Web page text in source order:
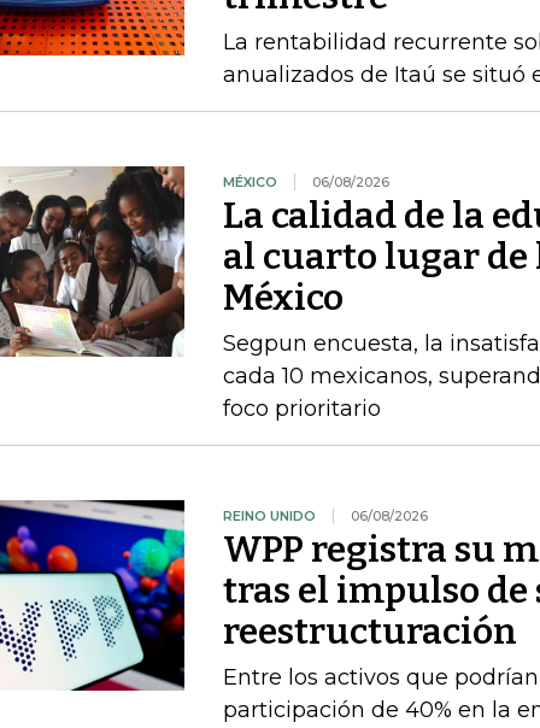
La rentabilidad recurrente
anualizados de Itaú se situó
MÉXICO 06/08/2026
La calidad de la
al cuarto lugar de
México
Segpun encuesta, la
cada 10 mexicanos,
foco prioritario
REINO UNIDO 06/08/2026
WPP registra su
tras el impulso de
reestructuración
Entre los activos que
participación de 40% en la